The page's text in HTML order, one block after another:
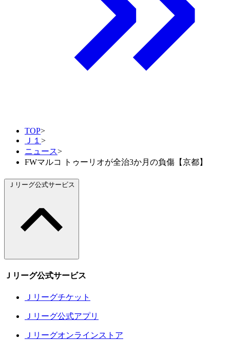
TOP>
Ｊ１ >
ニュース>
FWマルコ トゥーリオが全治3か月の負傷【京都】
Ｊリーグ公式サービス
Ｊリーグ公式サービス
Ｊリーグチケット
Ｊリーグ公式アプリ
Ｊリーグオンラインストア